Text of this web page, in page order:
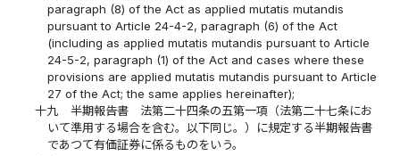
paragraph (8) of the Act as applied mutatis mutandis
pursuant to Article 24-4-2, paragraph (6) of the Act
(including as applied mutatis mutandis pursuant to Article
24-5-2, paragraph (1) of the Act and cases where these
provisions are applied mutatis mutandis pursuant to Article
27 of the Act; the same applies hereinafter);
十九
半期報告書 法第二十四条の五第一項（法第二十七条にお
いて準用する場合を含む。以下同じ。）に規定する半期報告書
であつて有価証券に係るものをいう。